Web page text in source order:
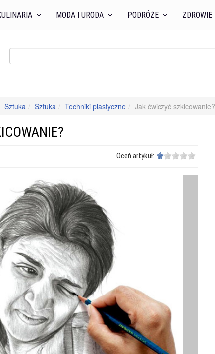
MODA I URODA PODRÓŻE ZDROWIE
Sztuka Sztuka Techniki plastyczne Jak ćwiczyć szkicowanie?
Oceń artykuł: